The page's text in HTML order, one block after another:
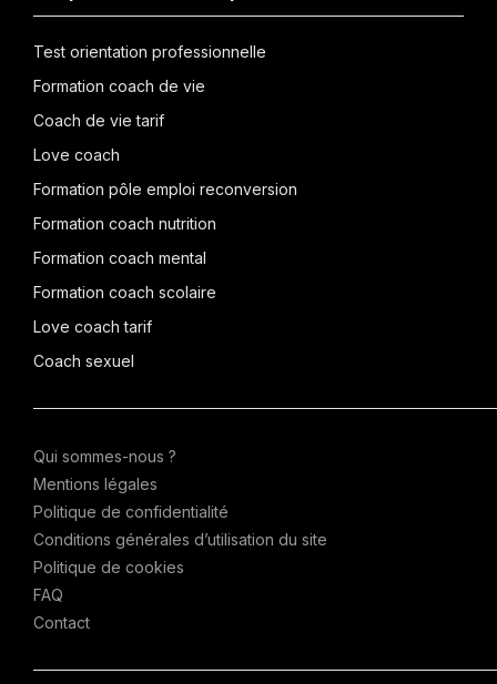
Test orientation professionnelle
Formation coach de vie
Coach de vie tarif
Love coach
Formation pôle emploi reconversion
Formation coach nutrition
Formation coach mental
Formation coach scolaire
Love coach tarif
Coach sexuel
Qui sommes-nous ?
Mentions légales
Politique de confidentialité
Conditions générales d’utilisation du site
Politique de cookies
FAQ
Contact